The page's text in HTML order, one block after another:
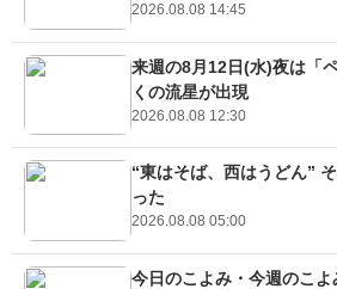
2026.08.08 14:45
来週の8月12日(水)夜は「
くの流星が出現
2026.08.08 12:30
“東はそば、西はうどん”
った
2026.08.08 05:00
今日のこよみ・今週のこ